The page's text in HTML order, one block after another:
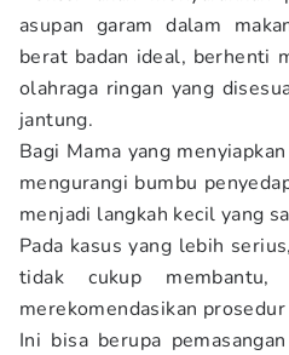
asupan garam dalam
berat badan ideal, berhenti
olahraga ringan yang
jantung.
Bagi Mama yang
mengurangi bumbu
menjadi langkah kecil yang
Pada kasus yang lebih
tidak cukup
merekomendasikan
Ini bisa berupa